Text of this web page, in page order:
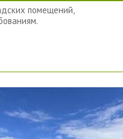
помещений,